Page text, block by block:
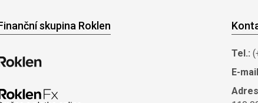
skupina Roklen
Tel.:
E-